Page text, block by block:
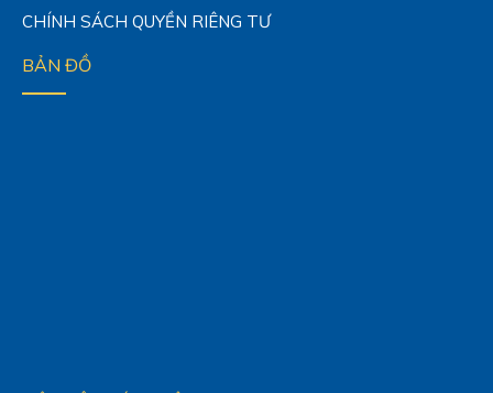
CHÍNH SÁCH QUYỀN RIÊNG TƯ
BẢN ĐỒ